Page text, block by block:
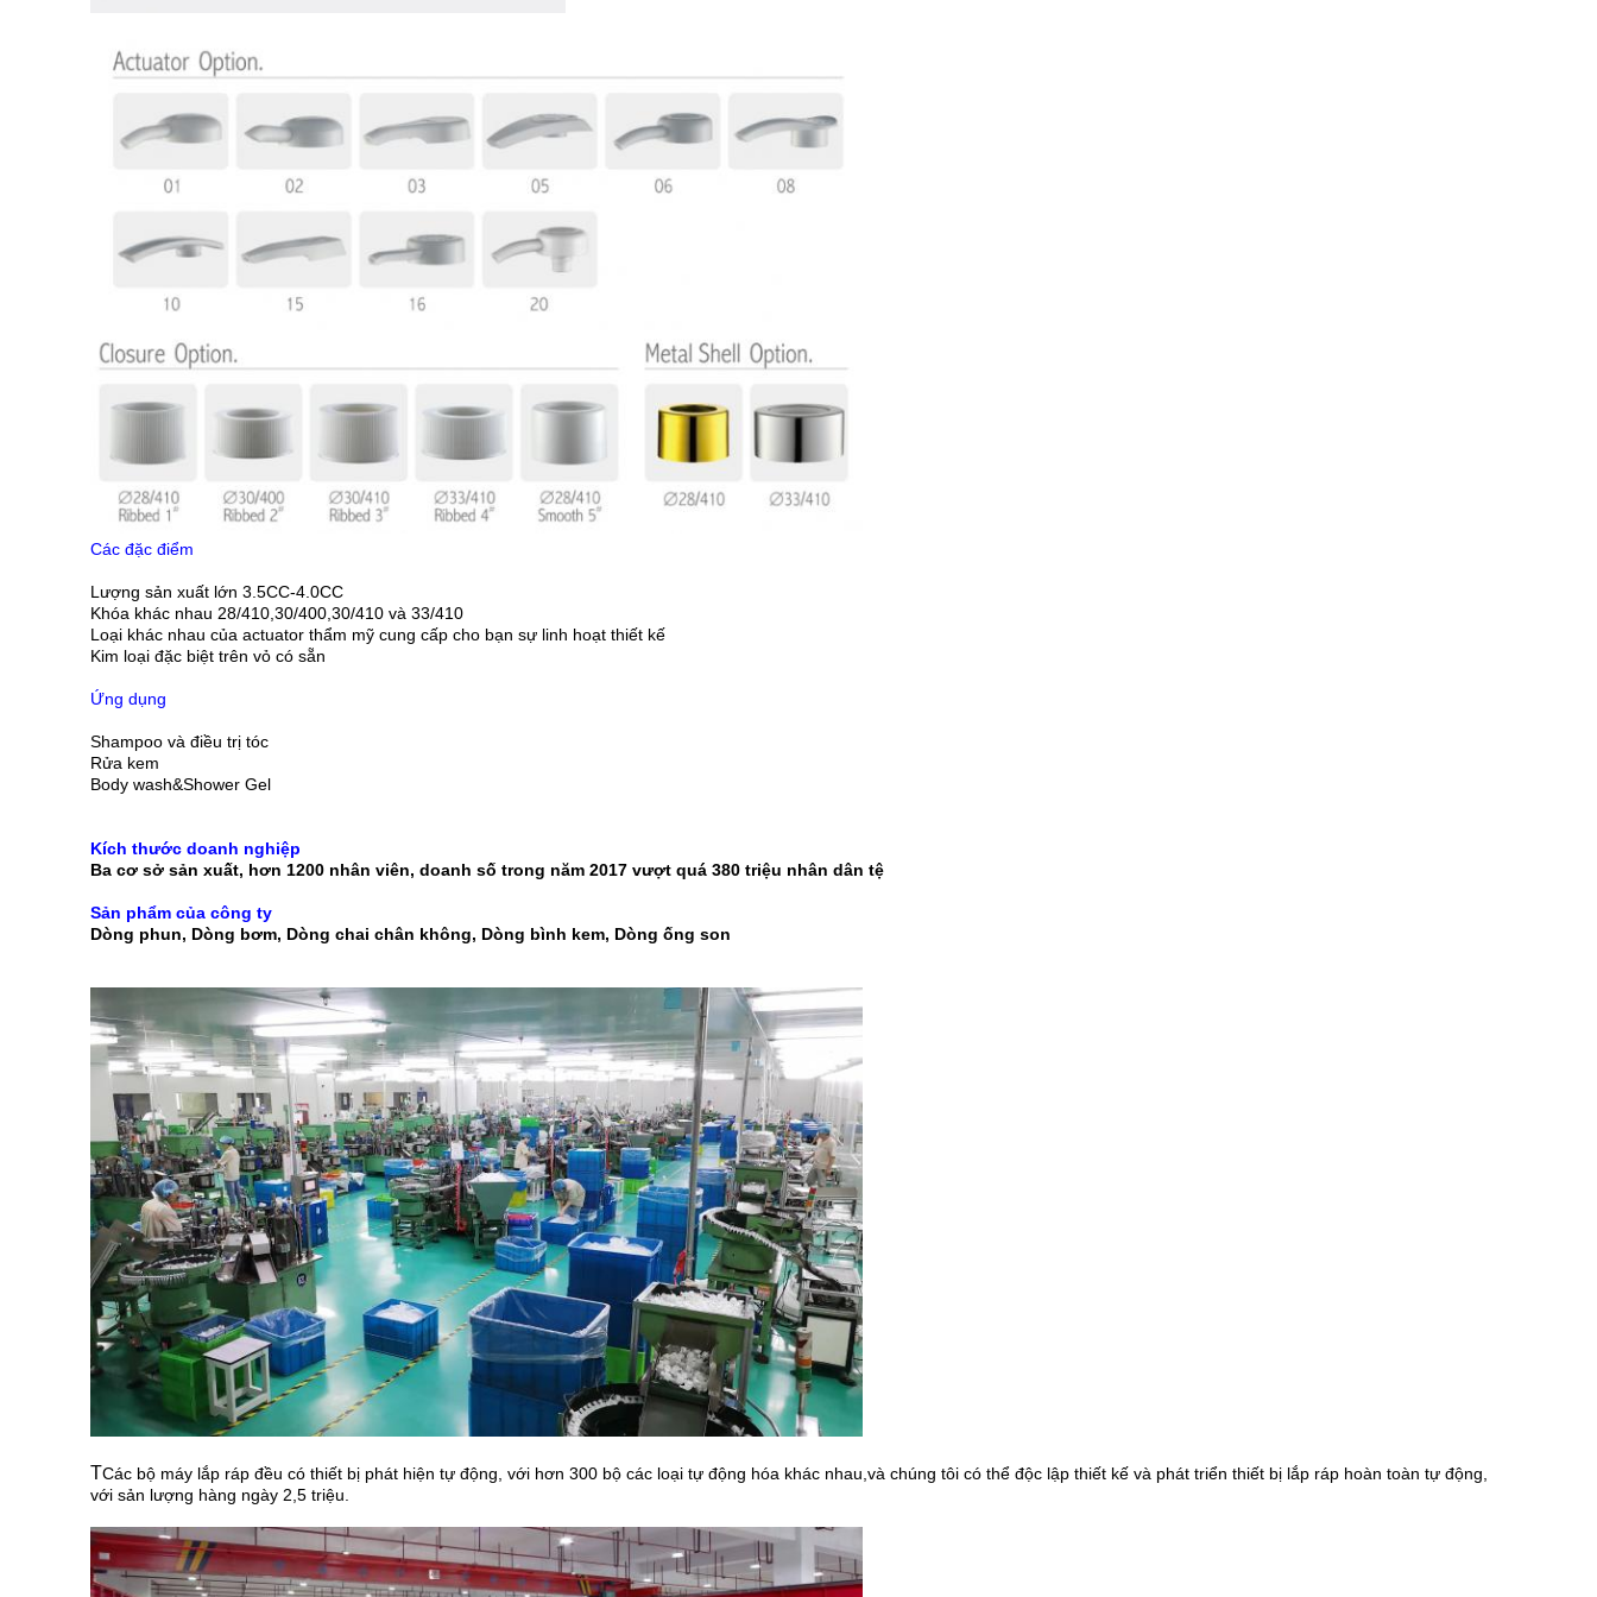
Các đặc điểm
Lượng sản xuất lớn 3.5CC-4.0CC
Khóa khác nhau 28/410,30/400,30/410 và 33/410
Loại khác nhau của actuator thẩm mỹ cung cấp cho bạn sự linh hoạt thiết kế
Kim loại đặc biệt trên vỏ có sẵn
Ứng dụng
Shampoo và điều trị tóc
Rửa kem
Body wash&Shower Gel
Kích thước doanh nghiệp
Ba cơ sở sản xuất, hơn 1200 nhân viên, doanh số trong năm 2017 vượt quá 380 triệu nhân dân tệ
Sản phẩm của công ty
Dòng phun, Dòng bơm, Dòng chai chân không, Dòng bình kem, Dòng ống son
TCác bộ máy lắp ráp đều có thiết bị phát hiện tự động, với hơn 300 bộ các loại tự động hóa khác nhau,và chúng tôi có thể độc lập thiết kế và phát triển thiết bị lắp ráp hoàn toàn tự động,
với sản lượng hàng ngày 2,5 triệu.